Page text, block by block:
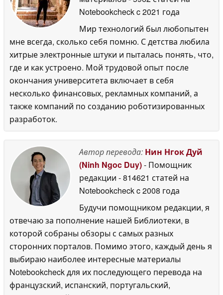
Notebookcheckc 2021 года
Мир технологий был любопытен
мне всегда, сколько себя помню. С детства любила
хитрые электронные штуки и пыталась понять, что,
где и как устроено. Мой трудовой опыт после
окончания университета включает в себя
несколько финансовых, рекламных компаний, а
также компаний по созданию роботизированных
разработок.
Автор перевода: Нин Нгок Дуй
(Ninh Ngoc Duy)- Помощник
редакции - 814621 статей на
Notebookcheckc 2008 года
Будучи помощником редакции, я
отвечаю за пополнение нашей Библиотеки, в
которой собраны обзоры с самых разных
сторонних порталов. Помимо этого, каждый день я
выбираю наиболее интересные материалы
Notebookcheck для их последующего перевода на
французский, испанский, португальский,